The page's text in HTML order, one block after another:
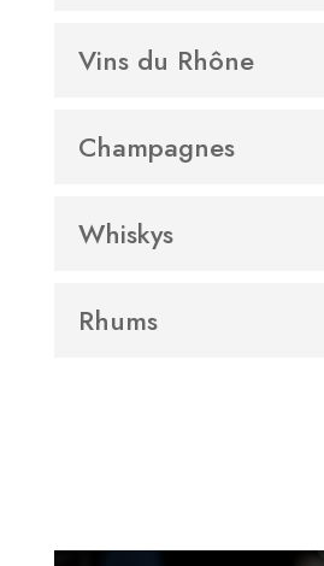
Vins du Rhône
Champagnes
Whiskys
Rhums